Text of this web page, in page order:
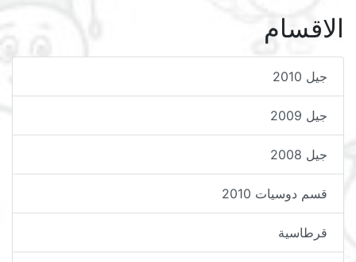
الاقسام
جيل 2010
جيل 2009
جيل 2008
قسم دوسيات 2010
قرطاسية